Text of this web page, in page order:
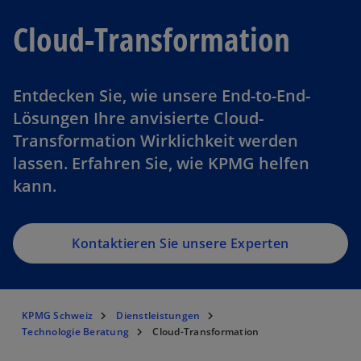
Cloud-Transformation
Entdecken Sie, wie unsere End-to-End-
Lösungen Ihre anvisierte Cloud-
Transformation Wirklichkeit werden
lassen. Erfahren Sie, wie KPMG helfen
kann.
Kontaktieren Sie unsere Experten
KPMG Schweiz
Dienstleistungen
Technologie Beratung
Cloud-Transformation